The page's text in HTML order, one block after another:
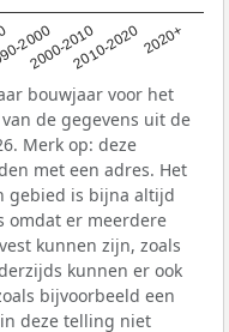
2000
2000-20102010-20202020+
bouwjaar voor het
de gegevens uit de
Merk op: deze
met een adres. Het
gebied is bijna altijd
omdat er meerdere
kunnen zijn, zoals
kunnen er ook
bijvoorbeeld een
deze telling niet